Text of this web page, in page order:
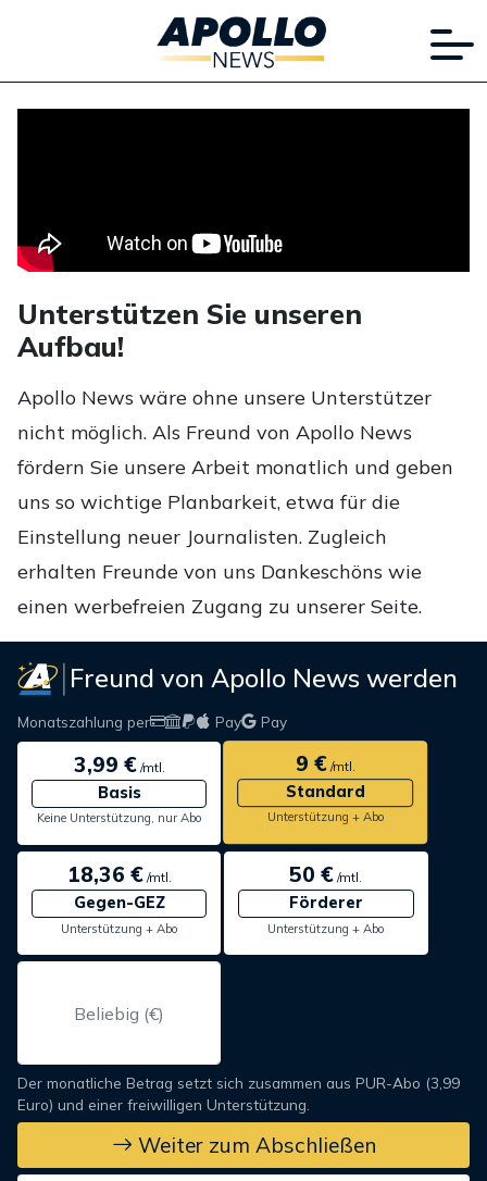
Unterstützen Sie unseren
Aufbau!
Apollo News wäre ohne unsere Unterstützer
nicht möglich. Als Freund von Apollo News
fördern Sie unsere Arbeit monatlich und geben
uns so wichtige Planbarkeit, etwa für die
Einstellung neuer Journalisten. Zugleich
erhalten Freunde von uns Dankeschöns wie
einen werbefreien Zugang zu unserer Seite.
Freund von Apollo News werden
Monatszahlung per Pay Pay
3,99 €/mtl.
Basis
Keine Unterstützung, nur Abo
9 €/mtl.
Standard
Unterstützung + Abo
18,36 €/mtl.
Gegen-GEZ
Unterstützung + Abo
50 € /mtl.
Förderer
Unterstützung + Abo
Der monatliche Betrag setzt sich zusammen aus PUR-Abo (3,99
Euro) und einer freiwilligen Unterstützung.
Weiter zum Abschließen